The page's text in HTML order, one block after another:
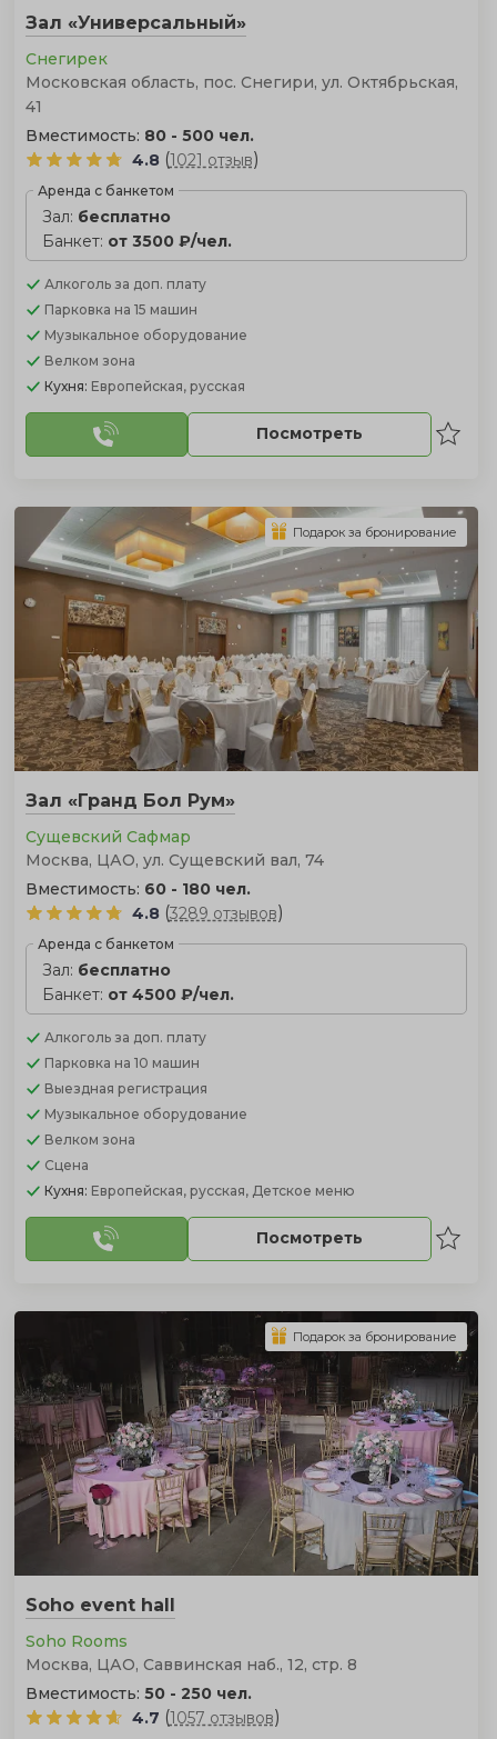
Зал «Универсальный»
Снегирек
Московская область, пос. Снегири, ул. Октябрьская,
41
Вместимость: 80 - 500 чел.
4.8 (1021 отзыв)
Аренда с банкетом
Зал: бесплатно
Банкет: от 3500 ₽/чел.
Алкоголь за доп. плату
Парковка на 15 машин
Музыкальное оборудование
Велком зона
Кухня: Европейская, русская
Посмотреть
Зал «Гранд Бол Рум»
Сущевский Сафмар
Москва, ЦАО, ул. Сущевский вал, 74
Вместимость: 60 - 180 чел.
4.8 (3289 отзывов)
Аренда с банкетом
Зал: бесплатно
Банкет: от 4500 ₽/чел.
Алкоголь за доп. плату
Парковка на 10 машин
Выездная регистрация
Музыкальное оборудование
Велком зона
Сцена
Кухня: Европейская, русская, Детское меню
Посмотреть
Подарок за бронирование
Soho event hall
Soho Rooms
Москва, ЦАО, Саввинская наб., 12, стр. 8
Вместимость: 50 - 250 чел.
4.7 (1057 отзывов)
Подарок за бронирование